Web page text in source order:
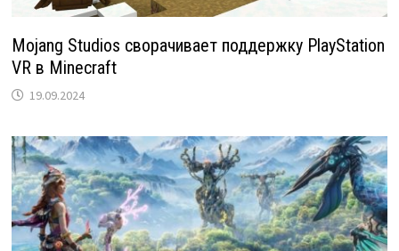
Mojang Studios сворачивает поддержку PlayStation
VR в Minecraft
19.09.2024